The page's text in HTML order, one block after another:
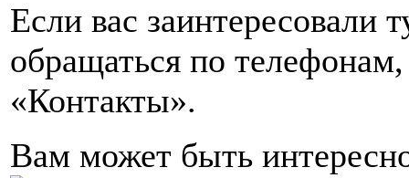
Если вас заинтересовали
обращаться по
«Контакты».
Вам может быть